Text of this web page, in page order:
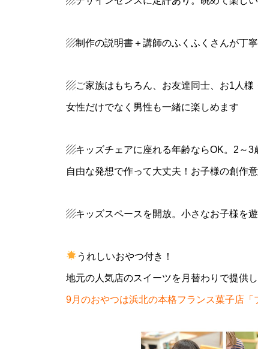
▨制作の説明書＋講師のふくふくさんが丁
▨ご家族はもちろん、お友達同士、お1人様
女性だけでなく男性も一緒に楽しめます
▨キッズチェアに座れる年齢ならOK。2～3
自由な発想で作って大丈夫！お子様の創作
▨キッズスペースを開放。小さなお子様を遊
うれしいおやつ付き！
地元の人気店のスイーツを月替わりで提供
9月のおやつは浜北の本格フランス菓子店「